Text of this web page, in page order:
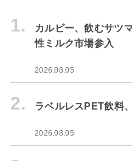
1.
カルビー、飲むサツ
性ミルク市場参入
2026.08.05
2. ラベルレスPET飲料
2026.08.05